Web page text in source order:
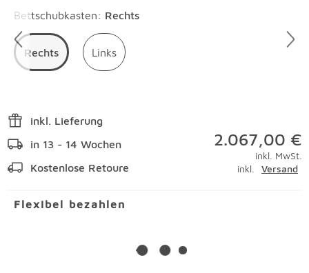
Bettschubkasten: Rechts
Rechts Links
inkl. Lieferung
in 13 - 14 Wochen
Kostenlose Retoure
2.067,00 €
inkl. MwSt.
inkl.
Versand
Flexibel bezahlen